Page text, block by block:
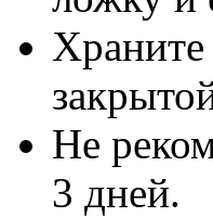
Храните
Не
3 дней.